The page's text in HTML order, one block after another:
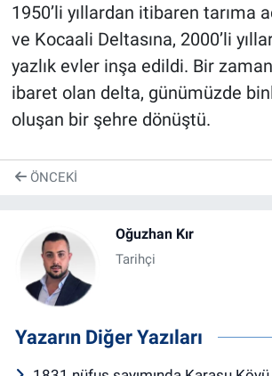
1950’li yıllardan itibaren tarıma
ve Kocaali Deltasına, 2000’li
yazlık evler inşa edildi. Bir
ibaret olan delta, günümüzde
oluşan bir şehre dönüştü.
ÖNCEKI
Oğuzhan Kır
Tarihçi
Yazarın Diğer Yazıları